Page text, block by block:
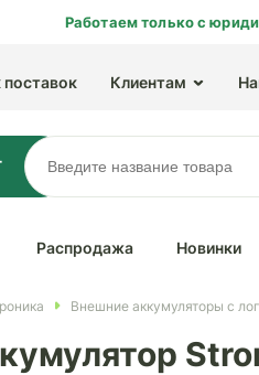
Работаем только с
поставок Клиентам
Распродажа Новинки
Внешние аккумуляторы с